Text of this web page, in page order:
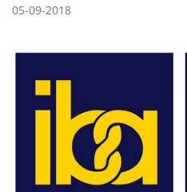
05-09-2018